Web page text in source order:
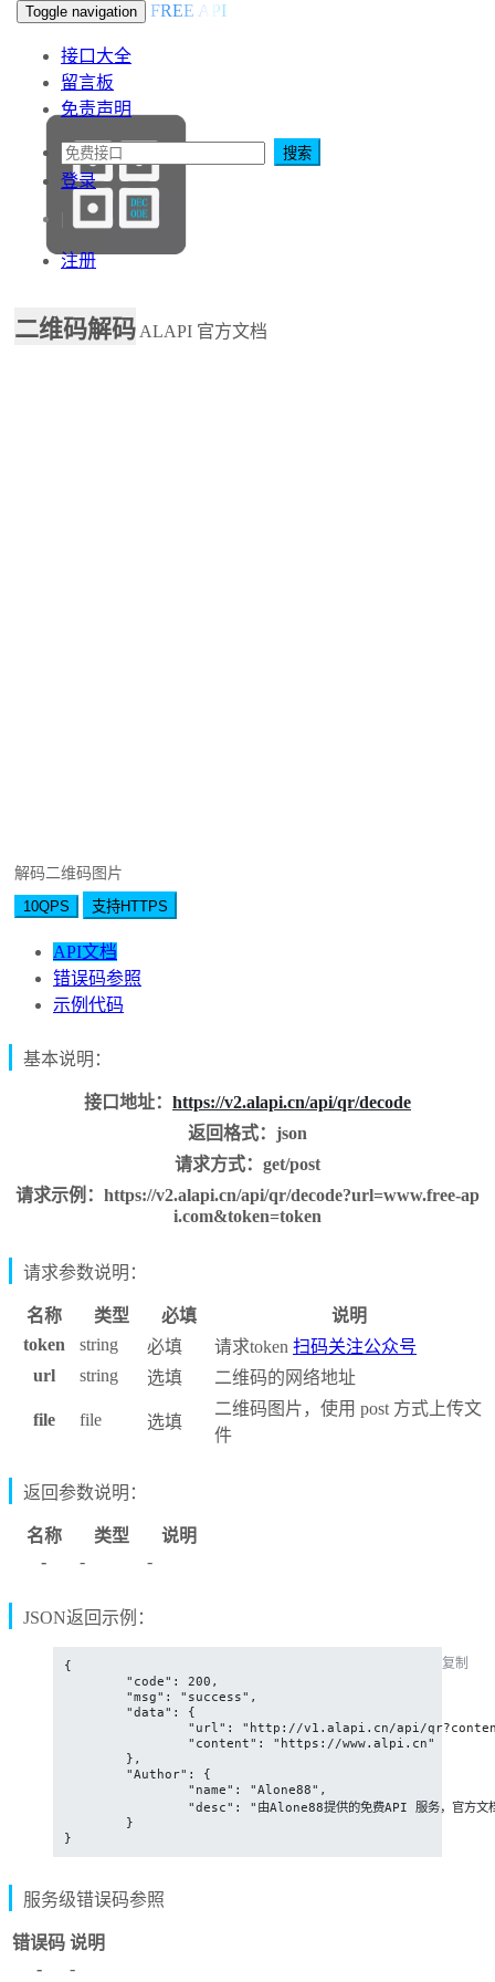
Toggle navigation FREE API
接口大全
留言板
免责声明
搜索
登录
注册
二维码解码 ALAPI 官方文档
解码二维码图片
10QPS
支持HTTPS
API文档
错误码参照
示例代码
基本说明：
接口地址： https://v2.alapi.cn/api/qr/decode
返回格式：json
请求方式：get/post
请求示例：https://v2.alapi.cn/api/qr/decode?url=www.free-ap
i.com&token=token
请求参数说明：
名称 类型 必填
说明
token
string 必填 请求token 扫码关注公众号
url
string 选填 二维码的网络地址
file file 选填
二维码图片，使用 post 方式上传文
件
返回参数说明：
名称 类型
说明
-
- -
JSON返回示例：
复制
{
}
服务级错误码参照
错误码 说明
-
-